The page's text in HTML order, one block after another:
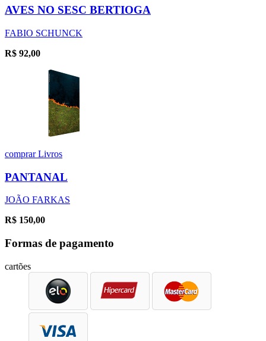
AVES NO SESC BERTIOGA
FABIO SCHUNCK
R$ 92,00
comprarLivros
PANTANAL
JOÃO FARKAS
R$ 150,00
Formas de pagamento
cartões